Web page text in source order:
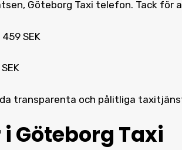
Göteborg Taxi telefon. Tack för
SEK
transparenta och pålitliga
Göteborg Taxi